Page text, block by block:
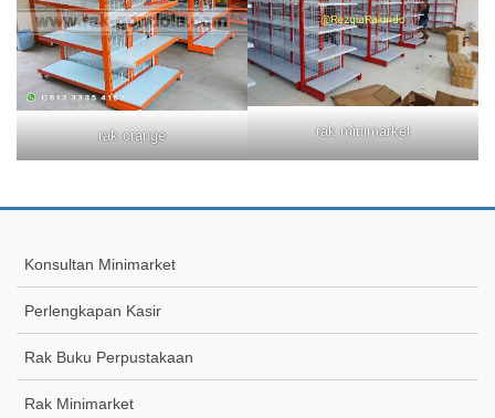
rak orange rak minimarket
Konsultan Minimarket
Perlengkapan Kasir
Rak Buku Perpustakaan
Rak Minimarket